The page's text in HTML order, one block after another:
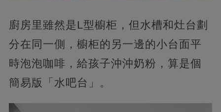
廚房里雖然是L型櫥柜，但水槽和灶台劃
分在同一側，櫥柜的另一邊的小台面平
時泡泡咖啡，給孩子沖沖奶粉，算是個
簡易版「水吧台」。